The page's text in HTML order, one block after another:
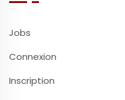
Jobs
Connexion
Inscription